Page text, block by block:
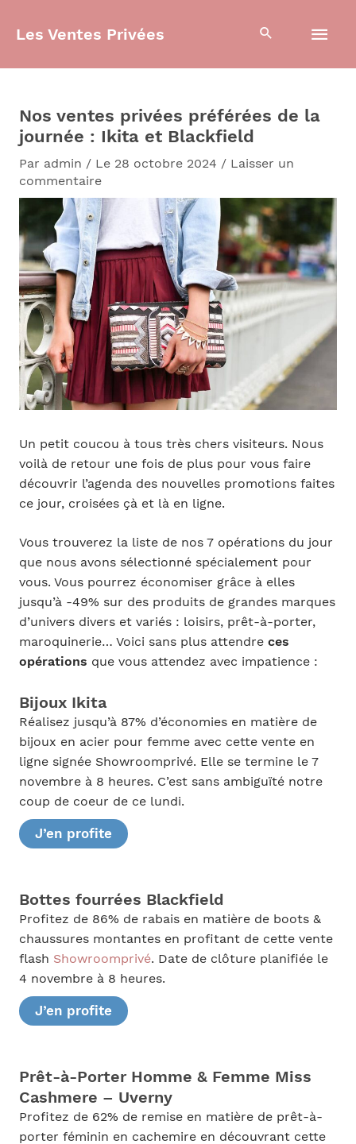
Les Ventes Privées
Nos ventes privées préférées de la
journée : Ikita et Blackfield
Par admin / Le 28 octobre 2024 / Laisser un
commentaire
Un petit coucou à tous très chers visiteurs. Nous
voilà de retour une fois de plus pour vous faire
découvrir l’agenda des nouvelles promotions faites
ce jour, croisées çà et là en ligne.
Vous trouverez la liste de nos 7 opérations du jour
que nous avons sélectionné spécialement pour
vous. Vous pourrez économiser grâce à elles
jusqu’à -49% sur des produits de grandes marques
d’univers divers et variés : loisirs, prêt-à-porter,
maroquinerie… Voici sans plus attendre ces
opérations que vous attendez avec impatience :
Bijoux Ikita
Réalisez jusqu’à 87% d’économies en matière de
bijoux en acier pour femme avec cette vente en
ligne signée Showroomprivé. Elle se termine le 7
novembre à 8 heures. C’est sans ambiguïté notre
coup de coeur de ce lundi.
J’en profite
Bottes fourrées Blackfield
Profitez de 86% de rabais en matière de boots &
chaussures montantes en profitant de cette vente
flash Showroomprivé. Date de clôture planifiée le
4 novembre à 8 heures.
J’en profite
Prêt-à-Porter Homme & Femme Miss
Cashmere – Uverny
Profitez de 62% de remise en matière de prêt-à-
porter féminin en cachemire en découvrant cette